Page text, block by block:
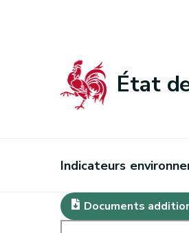
État
Indicateurs
Documents